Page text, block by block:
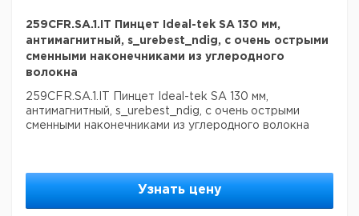
259CFR.SA.1.IT Пинцет Ideal-tek SA 130 мм,
антимагнитный, s_urebest_ndig, с очень острыми
сменными наконечниками из углеродного
волокна
259CFR.SA.1.IT Пинцет Ideal-tek SA 130 мм,
антимагнитный, s_urebest_ndig, с очень острыми
сменными наконечниками из углеродного волокна
Узнать цену